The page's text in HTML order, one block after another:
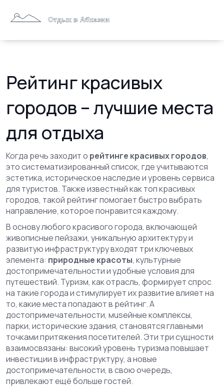
Рейтинг красивых
городов – лучшие места
для отдыха
Когда речь заходит о рейтинге красивых городов,
это систематизированный список, где учитываются
эстетика, историческое наследие и уровень сервиса
для туристов. Также известный кактоп красивых
городов, такой рейтинг помогает быстро выбрать
направление, которое понравится каждому.
В основу любогокрасивого города, включающей
живописные пейзажи, уникальную архитектуру и
развитую инфраструктурувходят три ключевых
элемента: природные красоты, культурные
достопримечательности и удобные условия для
путешествий. Туризм, как отрасль, формирует спрос
на такие города и стимулирует их развитиевлияет на
то, какие места попадают в рейтинг. А
достопримечательности, мuseйные комплексы,
парки, исторические здания, становятся главными
точками притяжения посетителей. Эти три сущности
взаимосвязаны: высокий уровень туризма повышает
инвестиции в инфраструктуру, а новые
достопримечательности, в свою очередь,
привлекают ещё больше гостей.